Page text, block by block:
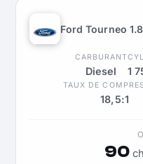
Ford Tourneo
CARBURANT
Diesel 1
TAUX DE
18,5:1
90